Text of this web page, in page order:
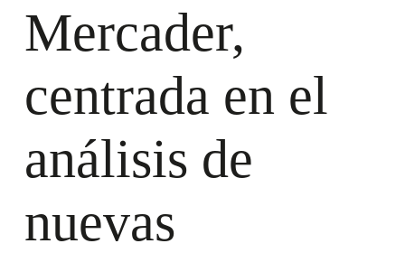
Mercader,
centrada en el
análisis de
nuevas